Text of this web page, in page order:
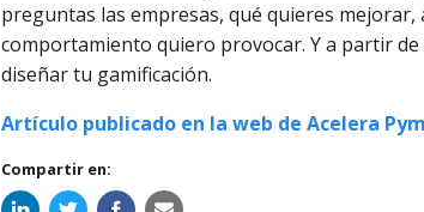
preguntas las empresas, qué quieres mejorar,
comportamiento quiero provocar. Y a partir
diseñar tu gamificación.
Artículo publicado en la web de Acelera
Compartir en: